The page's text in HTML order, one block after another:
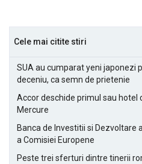
Cele mai citite stiri
SUA au cumparat yeni japonezi
deceniu, ca semn de prietenie
Accor deschide primul sau hotel
Mercure
Banca de Investitii si Dezvoltare
a Comisiei Europene
Peste trei sferturi dintre tinerii